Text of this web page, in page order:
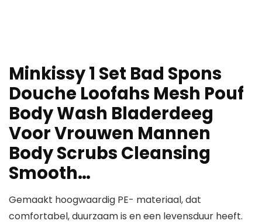
Minkissy 1 Set Bad Spons
Douche Loofahs Mesh Pouf
Body Wash Bladerdeeg
Voor Vrouwen Mannen
Body Scrubs Cleansing
Smooth…
Gemaakt hoogwaardig PE- materiaal, dat
comfortabel, duurzaam is en een levensduur heeft.